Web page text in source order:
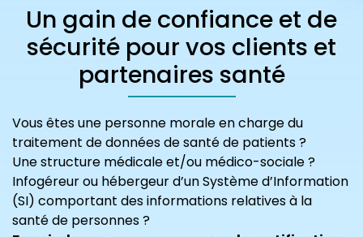
Un gain de confiance et de
sécurité pour vos clients et
partenaires santé
Vous êtes une personne morale en charge du
traitement de données de santé de patients ?
Une structure médicale et/ou médico-sociale ?
Infogéreur ou hébergeur d’un Système d’Information
(SI) comportant des informations relatives à la
santé de personnes ?